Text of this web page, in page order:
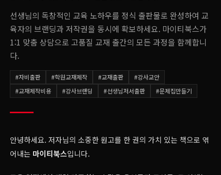
선생님의 독창적인 교육 노하우를 정식 출판물로 완성하여 교
육자의 브랜딩과 저작권을 동시에 확보하세요. 마이티북스가
1:1 맞춤 상담으로 고품질 교재 출간의 모든 과정을 함께합니
다.
#자비출판 #학원교재제작 #교재출판 #강사교안
#교재제작비용 #강사브랜딩 #선생님저서출판 #문제집만들기
안녕하세요. 저자님의 소중한 원고를 한 권의 가치 있는 책으로 엮
어내는 마이티북스입니다.